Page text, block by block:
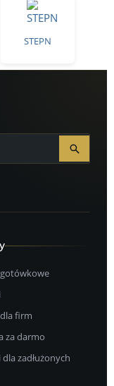
STEPN
firm
za darmo
dla zadłużonych